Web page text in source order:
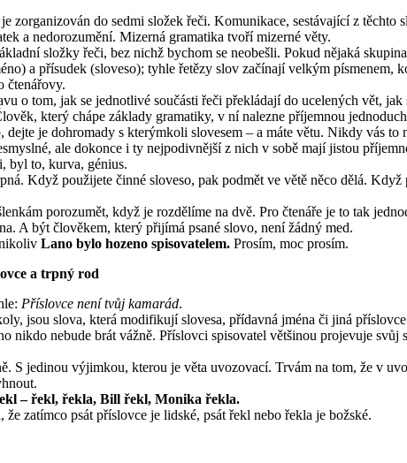
zorganizován do sedmi složek řeči. Komunikace, sestávající z
a nedorozumění. Mizerná gramatika tvoří mizerné věty.
složky řeči, bez nichž bychom se neobešli. Pokud nějaká
a přísudek (sloveso); tyhle řetězy slov začínají velkým
čtenářovy.
o tom, jak se jednotlivé součásti řeči překládají do ucelených vět,
který chápe základy gramatiky, v ní nalezne příjemnou
dejte je dohromady s kterýmkoli slovesem – a máte větu. Nikdy vás to
ale dokonce i ty nejpodivnější z nich v sobě mají jistou
byl to, kurva, génius.
Když použijete činné sloveso, pak podmět ve větě něco dělá. Když
porozumět, když je rozdělíme na dvě. Pro čtenáře je to tak
A být člověkem, který přijímá psané slovo, není žádný med.
Lano bylo hozeno spisovatelem. Prosím, moc prosím.
a trpný rod
Příslovce není tvůj kamarád.
jsou slova, která modifikují slovesa, přídavná jména či jiná
nikdo nebude brát vážně. Příslovci spisovatel většinou projevuje
S jedinou výjimkou, kterou je věta uvozovací. Trvám na tom, že v
– řekl, řekla, Bill řekl, Monika řekla.
že zatímco psát příslovce je lidské, psát řekl nebo řekla je božské.